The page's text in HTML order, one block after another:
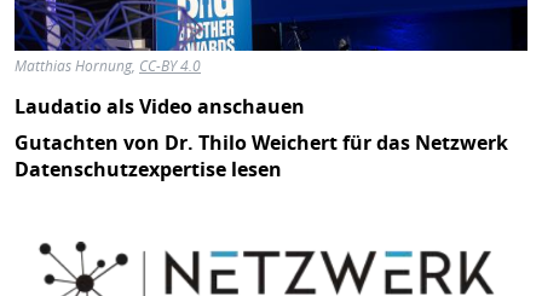
Laudatio als Video anschauen
Matthias Hornung, CC-BY 4.0
Gutachten von Dr. Thilo Weichert für das Netzwerk
Datenschutzexpertise lesen